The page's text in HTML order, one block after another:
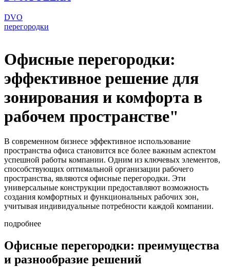
DVO
перегородки
Офисные перегородки:
эффективное решение для
зонирования и комфорта в
рабочем пространстве"
В современном бизнесе эффективное использование
пространства офиса становится все более важным аспектом
успешной работы компании. Одним из ключевых элементов,
способствующих оптимальной организации рабочего
пространства, являются офисные перегородки. Эти
универсальные конструкции предоставляют возможность
создания комфортных и функциональных рабочих зон,
учитывая индивидуальные потребности каждой компании.
подробнее
Офисные перегородки: преимущества
и разнообразие решений